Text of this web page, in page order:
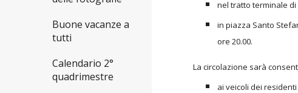
Buone vacanze a
tutti
Calendario 2°
quadrimestre
nel tratto terminale
in piazza Santo
ore 20.00.
La circolazione sarà
ai veicoli dei